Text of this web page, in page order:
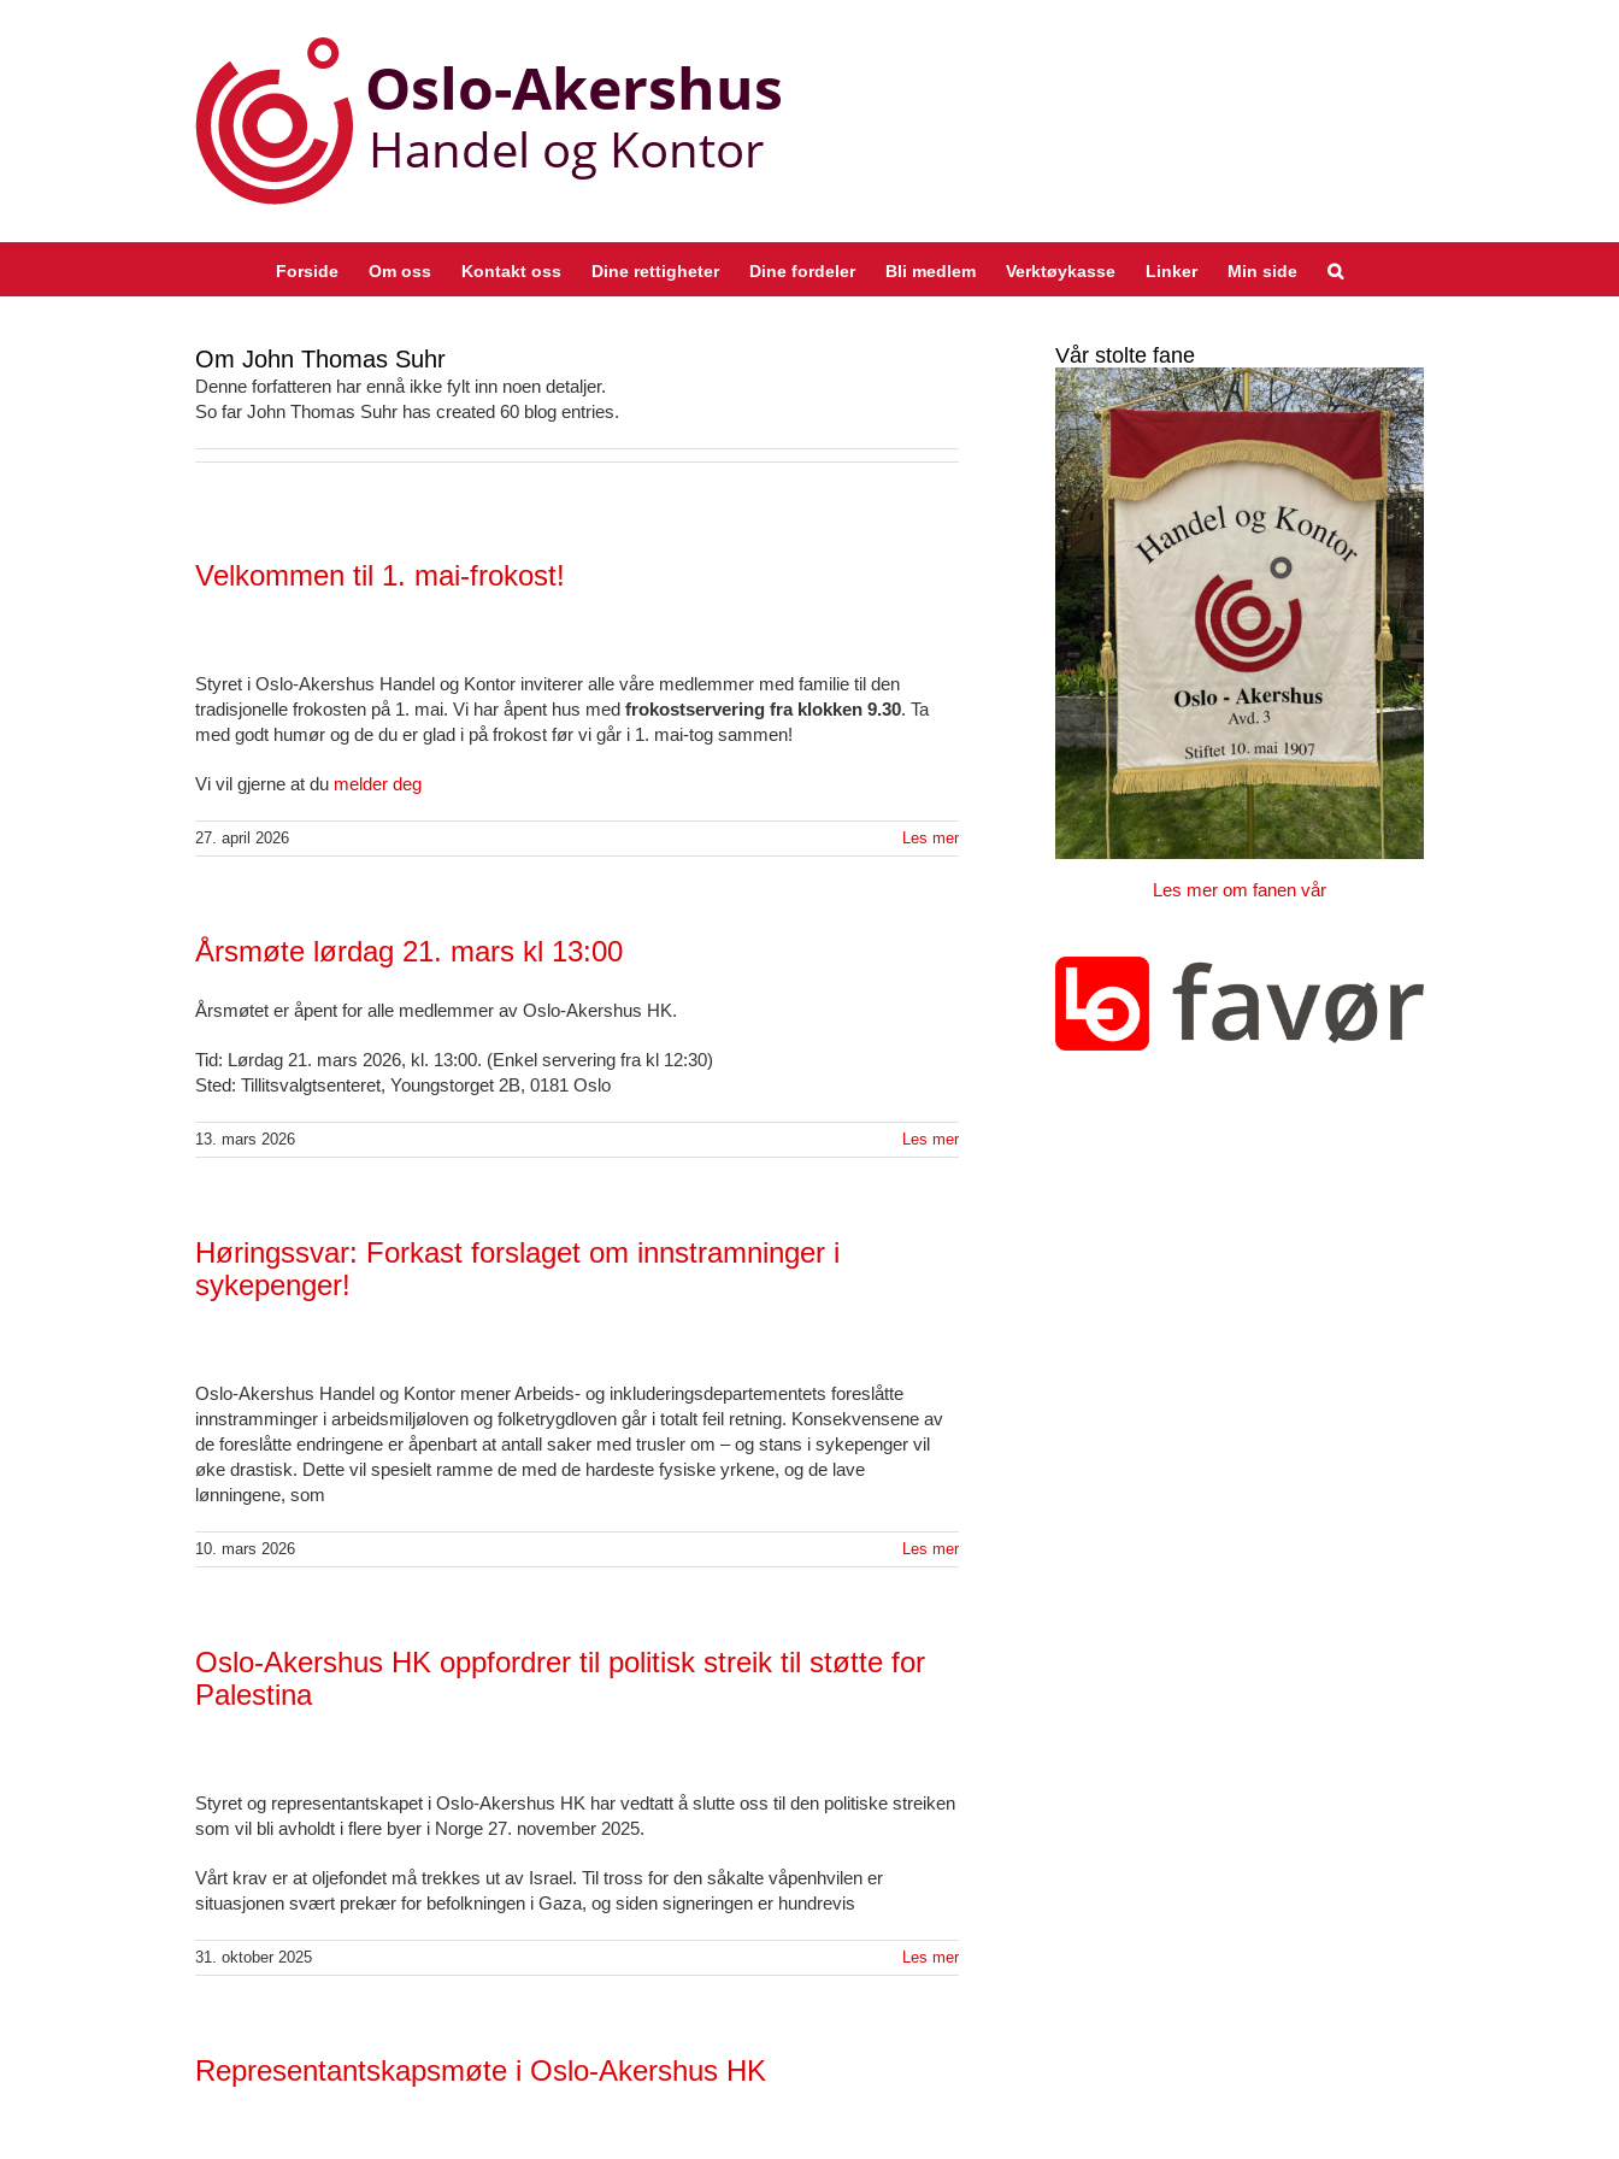
Forside Om oss Kontakt oss Dine rettigheter Dine fordeler Bli medlem Verktøykasse Linker Min side
Om John Thomas Suhr
Denne forfatteren har ennå ikke fylt inn noen detaljer.
So far John Thomas Suhr has created 60 blog entries.
Velkommen til 1. mai-frokost!
Styret i Oslo-Akershus Handel og Kontor inviterer alle våre medlemmer med familie til den
tradisjonelle frokosten på 1. mai. Vi har åpent hus med frokostservering fra klokken 9.30. Ta
med godt humør og de du er glad i på frokost før vi går i 1. mai-tog sammen!
Vi vil gjerne at du melder deg
27. april 2026 Les mer
Årsmøte lørdag 21. mars kl 13:00
Årsmøtet er åpent for alle medlemmer av Oslo-Akershus HK.
Tid: Lørdag 21. mars 2026, kl. 13:00. (Enkel servering fra kl 12:30)
Sted: Tillitsvalgtsenteret, Youngstorget 2B, 0181 Oslo
13. mars 2026 Les mer
Høringssvar: Forkast forslaget om innstramninger i
sykepenger!
Oslo-Akershus Handel og Kontor mener Arbeids- og inkluderingsdepartementets foreslåtte
innstramminger i arbeidsmiljøloven og folketrygdloven går i totalt feil retning. Konsekvensene av
de foreslåtte endringene er åpenbart at antall saker med trusler om – og stans i sykepenger vil
øke drastisk. Dette vil spesielt ramme de med de hardeste fysiske yrkene, og de lave
lønningene, som
10. mars 2026 Les mer
Oslo-Akershus HK oppfordrer til politisk streik til støtte for
Palestina
Styret og representantskapet i Oslo-Akershus HK har vedtatt å slutte oss til den politiske streiken
som vil bli avholdt i flere byer i Norge 27. november 2025.
Vårt krav er at oljefondet må trekkes ut av Israel. Til tross for den såkalte våpenhvilen er
situasjonen svært prekær for befolkningen i Gaza, og siden signeringen er hundrevis
31. oktober 2025 Les mer
Representantskapsmøte i Oslo-Akershus HK
Vår stolte fane
Les mer om fanen vår